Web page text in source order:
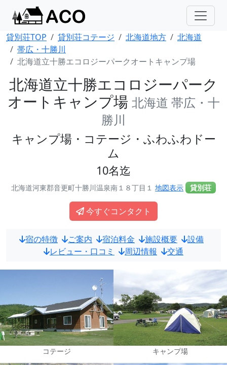
貸別荘TOP 貸別荘コテージ 北海道地方
北海道
帯広・十勝川
北海道立十勝エコロジーパークオートキャンプ場
北海道立十勝エコロジーパーク
オートキャンプ場 北海道 帯広・十
勝川
キャンプ場・コテージ・ふわふわドー
ム
10名迄
北海道河東郡音更町十勝川温泉南１８丁目１地図表示 貸別荘
今すぐコンタクト
宿の特徴 ご案内 宿泊料金 施設概要
設備
レビュー・口コミ
周辺情報 交通
コテージ キャンプ場